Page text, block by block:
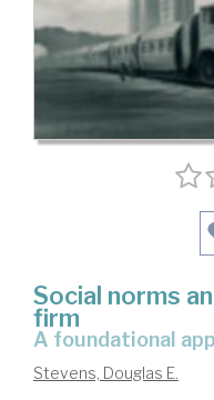
Social norms
firm
a foundational
Stevens, Douglas E.